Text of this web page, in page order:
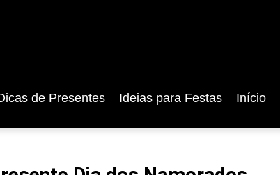
de Presentes Ideias para Festas Início